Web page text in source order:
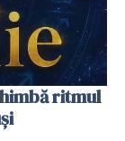
ritmul